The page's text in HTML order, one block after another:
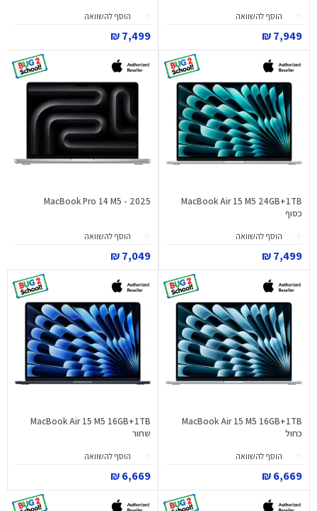
הוסף להשוואה
7,949 ₪
הוסף להשוואה
7,499 ₪
MacBook Air 15 M5 24GB+1TB
כסוף
הוסף להשוואה
7,499 ₪
MacBook Pro 14 M5 - 2025
הוסף להשוואה
7,049 ₪
MacBook Air 15 M5 16GB+1TB
כחול
הוסף להשוואה
6,669 ₪
MacBook Air 15 M5 16GB+1TB
שחור
הוסף להשוואה
6,669 ₪